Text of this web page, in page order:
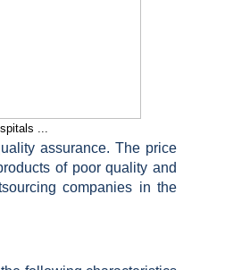
...
assurance.The price
of poor quality and
companies in the